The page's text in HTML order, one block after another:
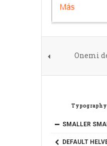
Onemi
Typography
SMALLER
DEFAULT